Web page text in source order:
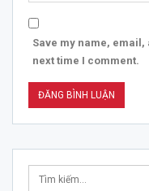
Save my name,
next time I comment.